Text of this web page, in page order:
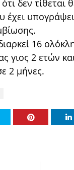
δεν τίθεται
έχει
16
γιος 2 ετών
2 μήνες.